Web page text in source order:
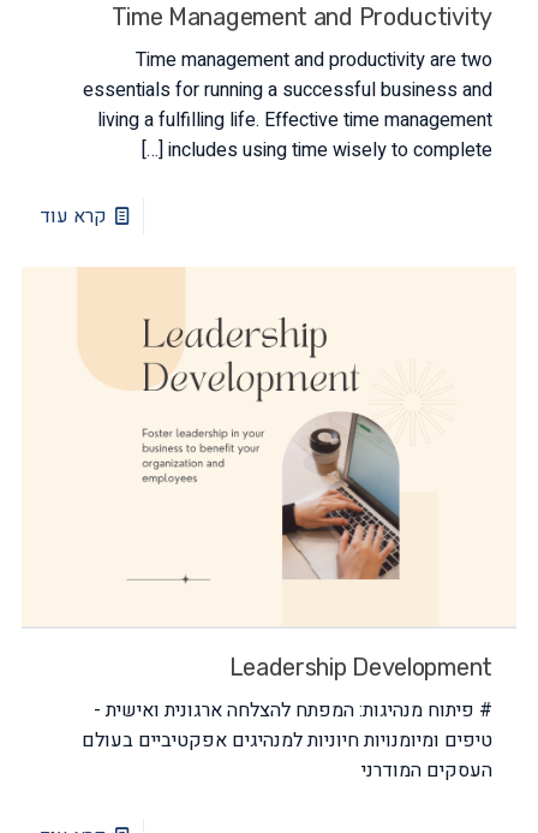
Time Management and Productivity
Time management and productivity are two
essentials for running a successful business and
living a fulfilling life. Effective time management
includes using time wisely to complete
[…]
קרא עוד
Leadership Development
# פיתוח מנהיגות: המפתח להצלחה ארגונית ואישית -
טיפים ומיומנויות חיוניות למנהיגים אפקטיביים בעולם
העסקים המודרני